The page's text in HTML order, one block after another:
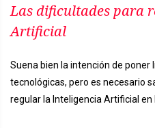
Las dificultades para
Artificial
Suena bien la intención de poner
tecnológicas, pero es necesario
regular la Inteligencia Artificial en